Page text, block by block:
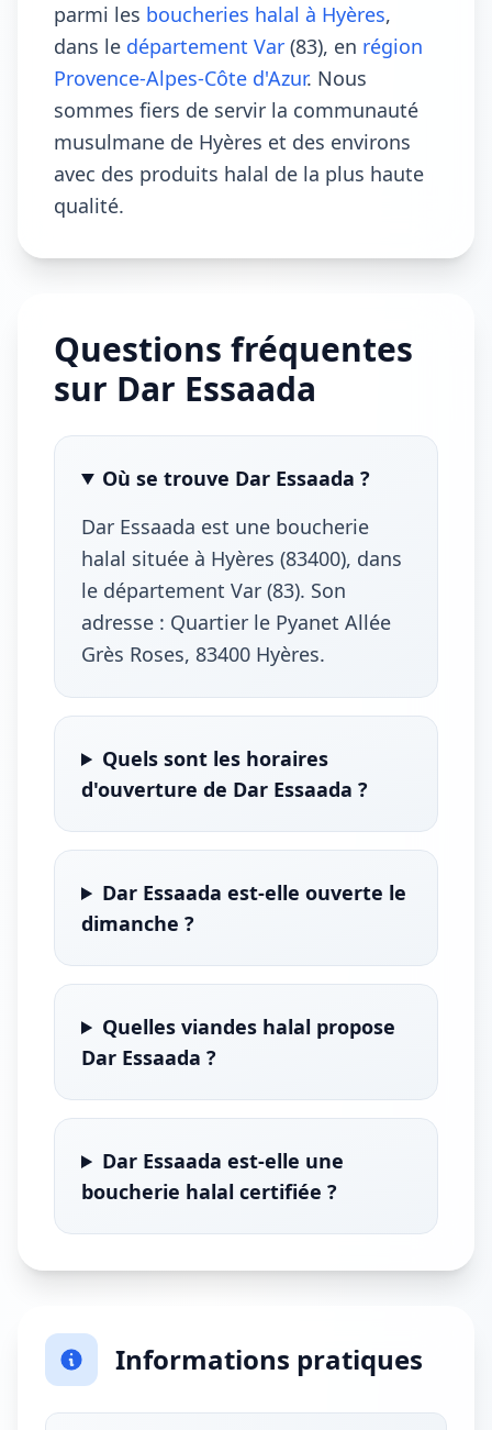
parmi les boucheries halal à Hyères,
dans le département Var (83), en région
Provence-Alpes-Côte d'Azur. Nous
sommes fiers de servir la communauté
musulmane de Hyères et des environs
avec des produits halal de la plus haute
qualité.
Questions fréquentes
sur Dar Essaada
Où se trouve Dar Essaada ?
Dar Essaada est une boucherie
halal située à Hyères (83400), dans
le département Var (83). Son
adresse : Quartier le Pyanet Allée
Grès Roses, 83400 Hyères.
Quels sont les horaires
d'ouverture de Dar Essaada ?
Dar Essaada est-elle ouverte le
dimanche ?
Quelles viandes halal propose
Dar Essaada ?
Dar Essaada est-elle une
boucherie halal certifiée ?
Informations pratiques